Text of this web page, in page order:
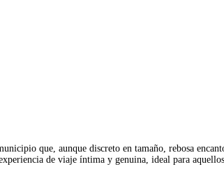
que, aunque discreto en tamaño, rebosa
de viaje íntima y genuina, ideal para